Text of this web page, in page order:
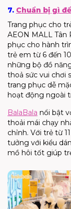
7. Chuẩn bị gì
Trang phục cho
AEON MALL Tân
phục cho hành
trẻ em từ 6 đến
những bộ đồ
thoả sức vui chơi
trang phục dễ
hoạt động ngoài
BalaBala nổi bật
thoải mái chạy
chỉnh. Với trẻ từ
tưởng với kiểu
mồ hôi tốt giúp